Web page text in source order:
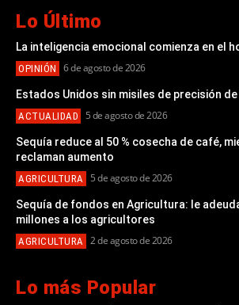
Lo Último
La inteligencia emocional comienza en el
OPINIÓN 6 de agosto de 2026
Estados Unidos sin misiles de precisión
ACTUALIDAD 5 de agosto de 2026
Sequía reduce al 50 % cosecha de café,
reclaman aumento
AGRICULTURA 5 de agosto de 2026
Sequía de fondos en Agricultura: le
millones a los agricultores
AGRICULTURA 2 de agosto de 2026
Lo más Popular